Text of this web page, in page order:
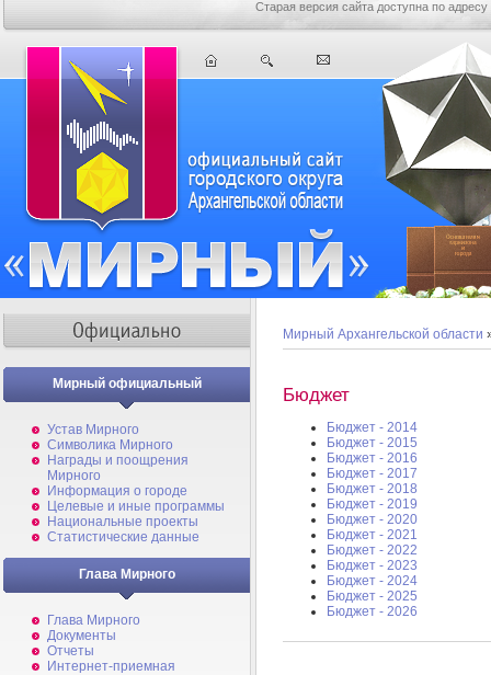
Старая версия сайта доступна по адресу
Мирный официальный
Устав Мирного
Символика Мирного
Награды и поощрения
Мирного
Информация о городе
Целевые и иные программы
Национальные проекты
Статистические данные
Глава Мирного
Глава Мирного
Документы
Отчеты
Интернет-приемная
Мирный Архангельской области
Бюджет
Бюджет - 2014
Бюджет - 2015
Бюджет - 2016
Бюджет - 2017
Бюджет - 2018
Бюджет - 2019
Бюджет - 2020
Бюджет - 2021
Бюджет - 2022
Бюджет - 2023
Бюджет - 2024
Бюджет - 2025
Бюджет - 2026